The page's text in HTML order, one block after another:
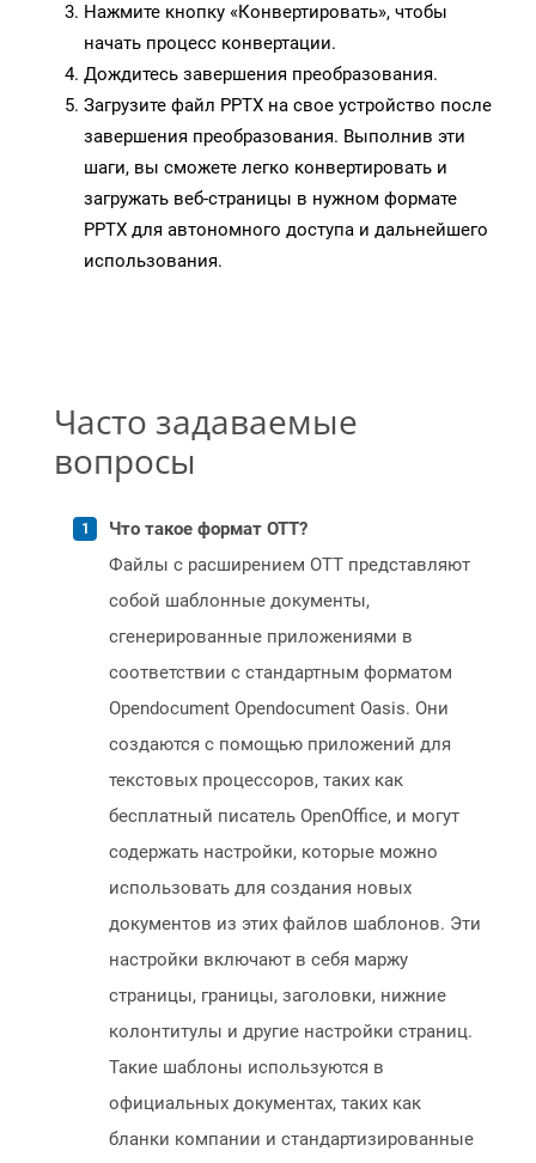
Нажмите кнопку «Конвертировать», чтобы
начать процесс конвертации.
Дождитесь завершения преобразования.
Загрузите файл PPTX на свое устройство после
завершения преобразования. Выполнив эти
шаги, вы сможете легко конвертировать и
загружать веб-страницы в нужном формате
PPTX для автономного доступа и дальнейшего
использования.
Часто задаваемые
вопросы
Что такое формат OTT?
Файлы с расширением OTT представляют
собой шаблонные документы,
сгенерированные приложениями в
соответствии с стандартным форматом
Opendocument Opendocument Oasis. Они
создаются с помощью приложений для
текстовых процессоров, таких как
бесплатный писатель OpenOffice, и могут
содержать настройки, которые можно
использовать для создания новых
документов из этих файлов шаблонов. Эти
настройки включают в себя маржу
страницы, границы, заголовки, нижние
колонтитулы и другие настройки страниц.
Такие шаблоны используются в
официальных документах, таких как
бланки компании и стандартизированные